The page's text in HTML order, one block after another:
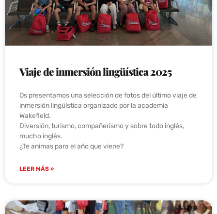
Viaje de inmersión lingüística 2025
Os presentamos una selección de fotos del último viaje de
inmersión lingüística organizado por la academia
Wakefield.
Diversión, turismo, compañerismo y sobre todo inglés,
mucho inglés.
¿Te animas para el año que viene?
LEER MÁS »